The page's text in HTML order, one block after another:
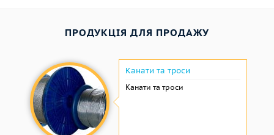
ПРОДУКЦІЯ ДЛЯ ПРОДАЖУ
Канати та троси
Канати та троси